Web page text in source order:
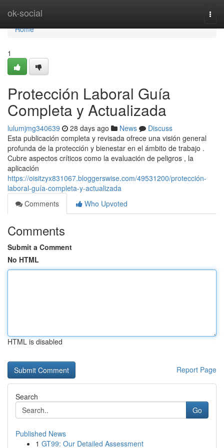
ok-social
Home
Home
1
Protección Laboral Guía
Completa y Actualizada
lulumjmg340639 28 days ago News
Discuss
Esta publicación completa y revisada ofrece una visión general
profunda de la protección y bienestar en el ámbito de trabajo .
Cubre aspectos críticos como la evaluación de peligros , la
aplicación
https://oisitzyx831067.bloggerswise.com/49531200/protección-
laboral-guía-completa-y-actualizada
Comments
Who Upvoted
Comments
Submit a Comment
No HTML
HTML is disabled
Report Page
Search
Go
Published News
1 GT99: Our Detailed Assessment